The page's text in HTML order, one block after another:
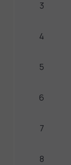
3
4
5
6
7
8